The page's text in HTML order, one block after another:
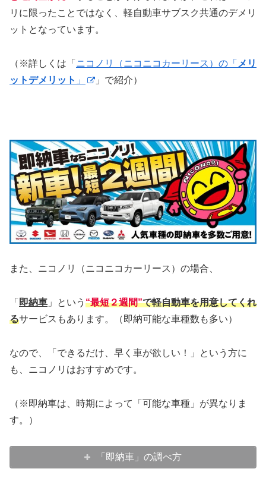
リに限ったことではなく、軽自動車サブスク共通のデメリ
ットとなっています。
（※詳しくは「 ニコノリ（ニコニコカーリース）の「 メリ
ットデメリット 」 」で紹介）
また、ニコノリ（ニコニコカーリース）の場合、
「 即納車 」という “最短２週間”で軽自動車を用意してくれ
るサービスもあります。（即納可能な車種数も多い）
なので、「できるだけ、早く車が欲しい！」という方に
も、ニコノリはおすすめです。
（※即納車は、時期によって「可能な車種」が異なりま
す。）
「即納車」の調べ方